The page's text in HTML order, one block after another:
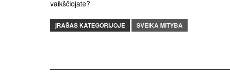
ĮRAŠAS KATEGORIJOJE SVEIKA MITYBA